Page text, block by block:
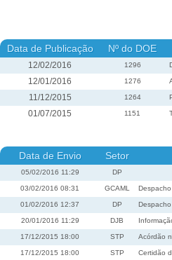
Data de Publicação Nº do DOE
12/02/2016 1296
12/01/2016 1276
11/12/2015 1264
01/07/2015 1151
Data de Envio Setor
05/02/2016 11:29 DP
03/02/2016 08:31 GCAML
01/02/2016 12:37 DP
20/01/2016 11:29 DJB
17/12/2015 18:00 STP Acórdão
17/12/2015 18:00 STP Certidão